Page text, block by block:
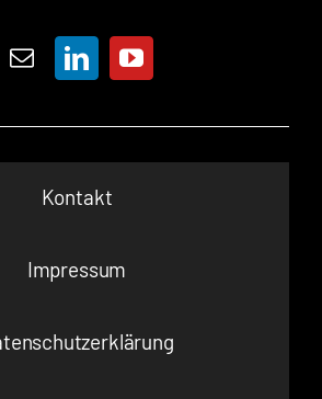
Kontakt
Impressum